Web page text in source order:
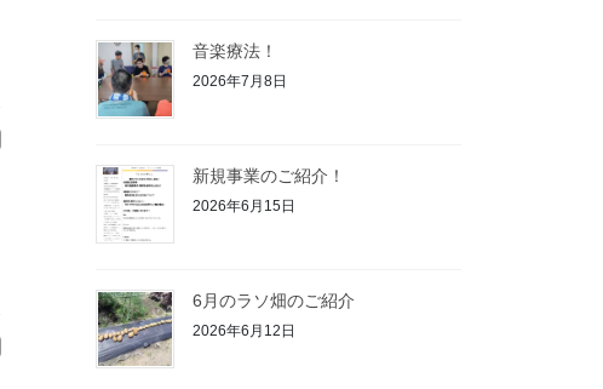
音楽療法！
2026年7月8日
新規事業のご紹介！
2026年6月15日
6月のラソ畑のご紹介
2026年6月12日